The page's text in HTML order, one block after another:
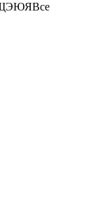
ЭЮЯВсе